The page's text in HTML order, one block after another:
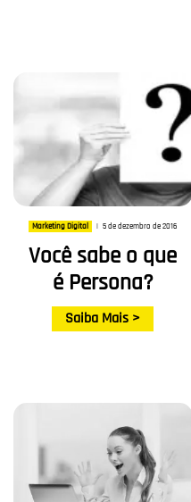
Marketing Digital | 5 de dezembro de 2016
Você sabe o que
é Persona?
Saiba Mais >